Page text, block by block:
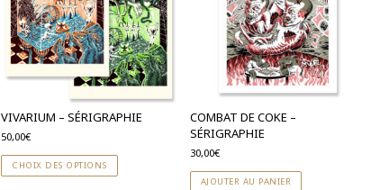
VIVARIUM – SÉRIGRAPHIE
50,00€
CHOIX DES OPTIONS
COMBAT DE COKE –
SÉRIGRAPHIE
30,00€
AJOUTER AU PANIER